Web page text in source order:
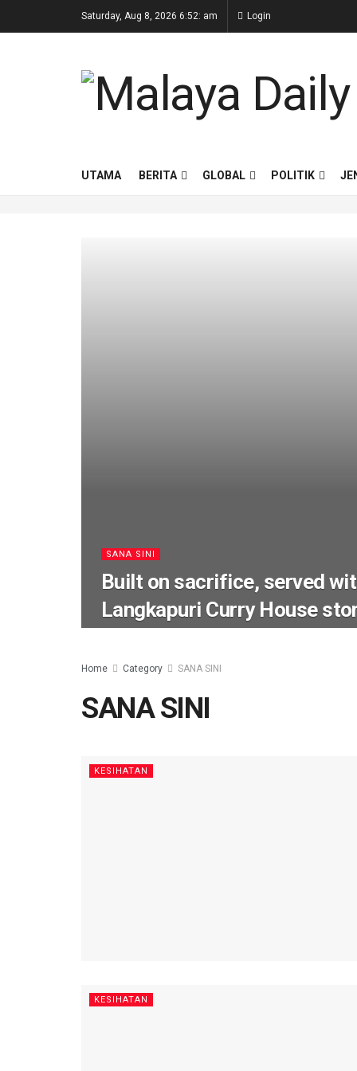
Saturday, Aug 8, 2026 6:52: am Login
UTAMA BERITA GLOBAL POLITIK
SANA SINI
Built on sacrifice, served
Langkapuri Curry House
Home Category SANA SINI
SANA SINI
KESIHATAN
KESIHATAN